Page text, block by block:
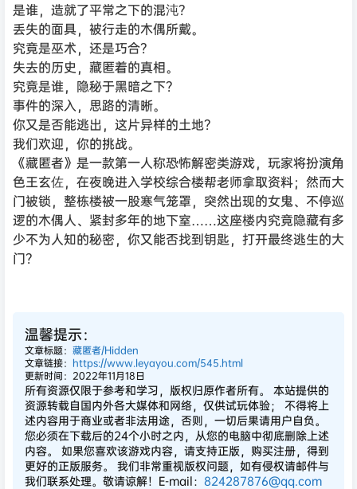
是谁，造就了平常之下的混沌？
丢失的面具，被行走的木偶所戴。
究竟是巫术，还是巧合？
失去的历史，藏匿着的真相。
究竟是谁，隐秘于黑暗之下？
事件的深入，思路的清晰。
你又是否能逃出，这片异样的土地？
我们欢迎，你的挑战。
《藏匿者》是一款第一人称恐怖解密类游戏，玩家将扮演角
色王玄佐，在夜晚进入学校综合楼帮老师拿取资料；然而大
门被锁，整栋楼被一股寒气笼罩，突然出现的女鬼、不停巡
逻的木偶人、紧封多年的地下室……这座楼内究竟隐藏有多
少不为人知的秘密，你又能否找到钥匙，打开最终逃生的大
门？
温馨提示：
文章标题： 藏匿者/Hidden
文章链接： https://www.leyayou.com/545.html
更新时间：2022年11月18日
所有资源仅限于参考和学习，版权归原作者所有。 本站提供的
资源转载自国内外各大媒体和网络，仅供试玩体验； 不得将上
述内容用于商业或者非法用途，否则，一切后果请用户自负。
您必须在下载后的24个小时之内，从您的电脑中彻底删除上述
内容。 如果您喜欢该游戏内容，请支持正版，购买注册，得到
更好的正版服务。 我们非常重视版权问题，如有侵权请邮件与
我们联系处理。敬请谅解！E-mail： 824287876@qq.com